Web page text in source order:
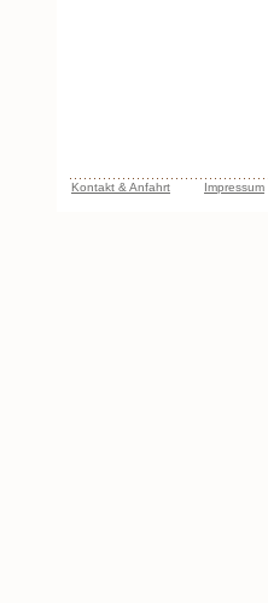
Kontakt & Anfahrt Impressum